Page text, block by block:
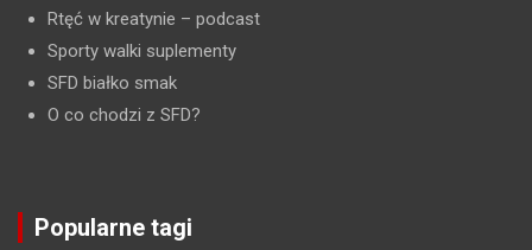
Rtęć w kreatynie – podcast
Sporty walki suplementy
SFD białko smak
O co chodzi z SFD?
Popularne tagi